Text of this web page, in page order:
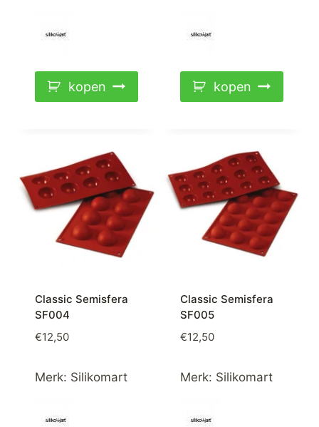
kopen kopen
Classic Semisfera
SF004
€12,50
Merk: Silikomart
Classic Semisfera
SF005
€12,50
Merk: Silikomart